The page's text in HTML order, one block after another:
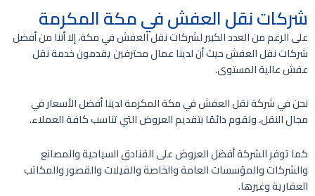
شركات نقل العفش في مكة المكرمة
على الرغم من العدد الكبير لشركات نقل العفش في مكة، إلا أننا من أفضل
شركات نقل العفش حيث أن لدينا عمال محترفين يقدمون خدمة نقل
عفش عالية المستوى.
نحن في شركة نقل العفش في مكة المكرمة لدينا أفضل الأسعار في
مجال النقل، ونقوم دائمًا بتقديم العروض التي تناسب كافة العملاء.
كما توفر الشركة أفضل العروض على الفنادق السياحية والمصانع
والشركات والمؤسسات العامة والخاصة والفيلات والقصور والمكاتب
العقارية وغيرها.